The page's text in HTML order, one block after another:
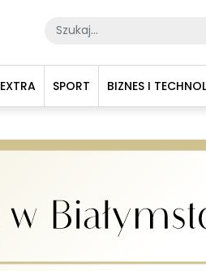
EXTRA SPORT BIZNES I